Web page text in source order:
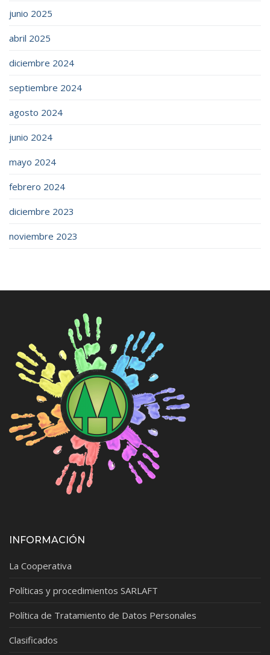
junio 2025
abril 2025
diciembre 2024
septiembre 2024
agosto 2024
junio 2024
mayo 2024
febrero 2024
diciembre 2023
noviembre 2023
INFORMACIÓN
La Cooperativa
Políticas y procedimientos SARLAFT
Política de Tratamiento de Datos Personales
Clasificados